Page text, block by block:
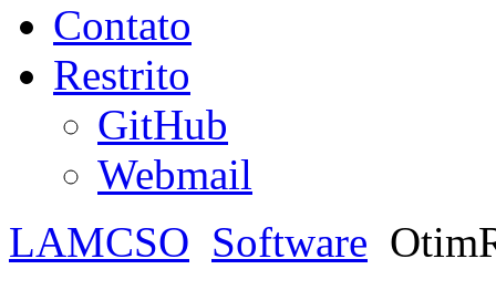
Contato
Restrito
GitHub
Webmail
LAMCSO Software